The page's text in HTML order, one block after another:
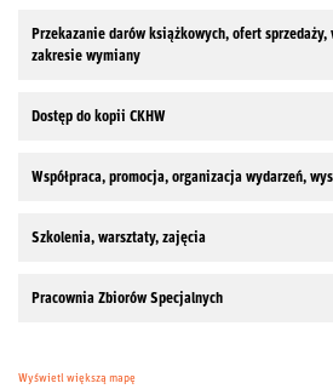
Przekazanie darów książkowych, ofert sprzedaży,
zakresie wymiany
Dostęp do kopii CKHW
Współpraca, promocja, organizacja wydarzeń,
Szkolenia, warsztaty, zajęcia
Pracownia Zbiorów Specjalnych
Wyświetl większą mapę